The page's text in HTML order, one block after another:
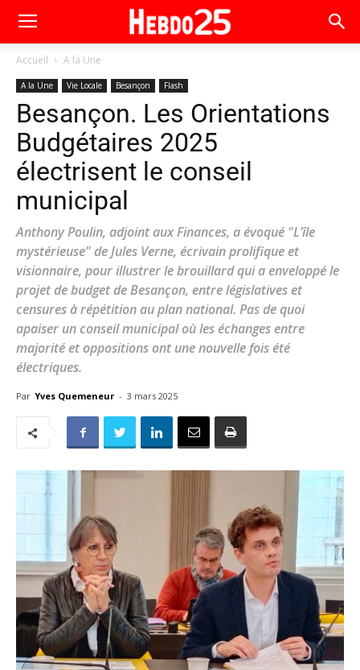
Accueil A la Une
A la Une Vie Locale Besançon Flash
Besançon. Les Orientations
Budgétaires 2025
électrisent le conseil
municipal
Anthony Poulin, adjoint aux Finances, a évoqué "L’île
mystérieuse" de Jules Verne, écrivain prolifique et
visionnaire, pour illustrer le brouillard qui a enveloppé le
projet de budget de Besançon, entre législatives et
censures à répétition au plan national. Pas de quoi
apaiser un conseil municipal où les échanges entre
majorité et oppositions ont une nouvelle fois été
électriques.
Par Yves Quemeneur - 3 mars 2025